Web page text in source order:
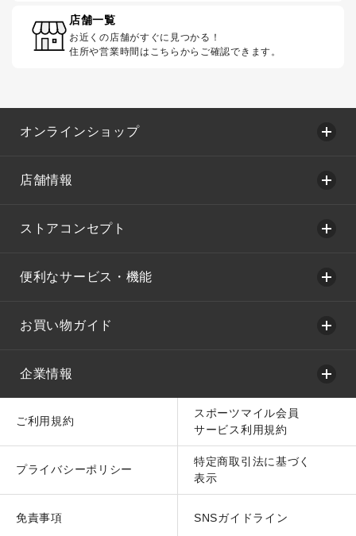
店舗一覧
お近くの店舗がすぐに見つかる！
住所や営業時間はこちらからご確認できます。
オンラインショップ
店舗情報
ストアコンセプト
便利なサービス・機能
お買い物ガイド
企業情報
ご利用規約
スポーツマイル会員
サービス利用規約
プライバシーポリシー
特定商取引法に基づく
表示
免責事項 SNSガイドライン